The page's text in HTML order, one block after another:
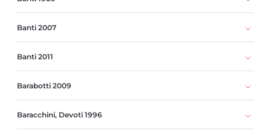
Banti 2007
Banti 2011
Barabotti 2009
Baracchini, Devoti 1996